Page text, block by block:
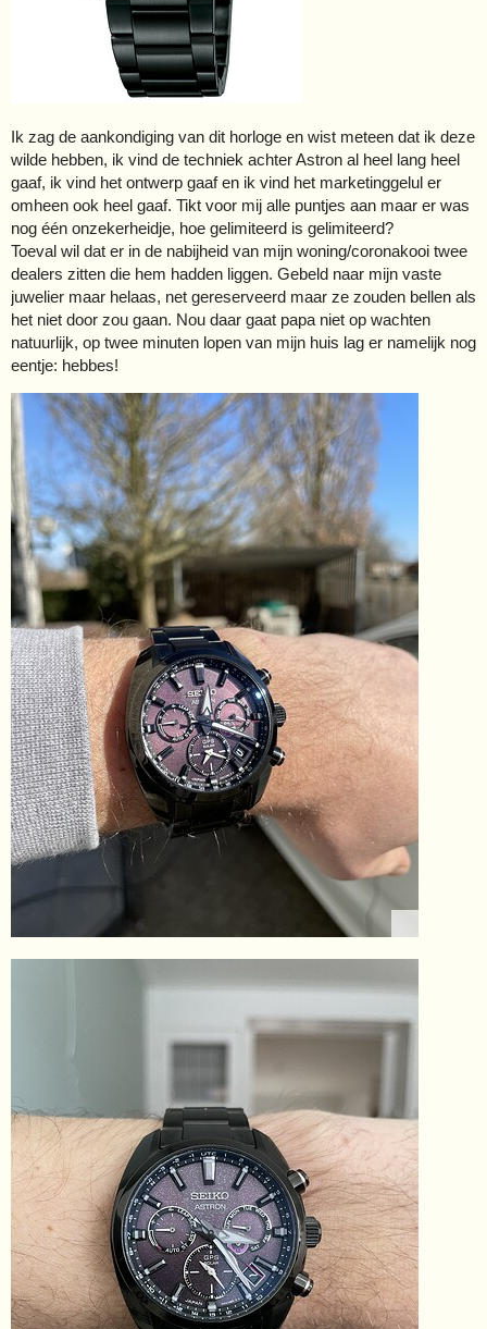
Ik zag de aankondiging van dit horloge en wist meteen dat ik deze
wilde hebben, ik vind de techniek achter Astron al heel lang heel
gaaf, ik vind het ontwerp gaaf en ik vind het marketinggelul er
omheen ook heel gaaf. Tikt voor mij alle puntjes aan maar er was
nog één onzekerheidje, hoe gelimiteerd is gelimiteerd?
Toeval wil dat er in de nabijheid van mijn woning/coronakooi twee
dealers zitten die hem hadden liggen. Gebeld naar mijn vaste
juwelier maar helaas, net gereserveerd maar ze zouden bellen als
het niet door zou gaan. Nou daar gaat papa niet op wachten
natuurlijk, op twee minuten lopen van mijn huis lag er namelijk nog
eentje: hebbes!